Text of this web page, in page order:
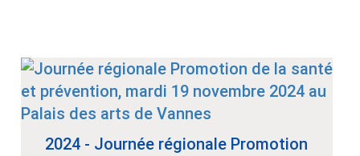
2024 - Journée régionale Promotion